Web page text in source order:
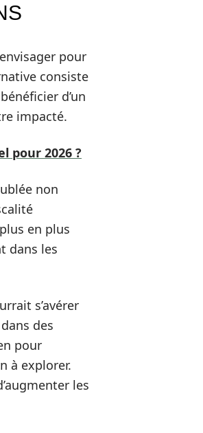
pour
consiste
d’un
impacté.
pour 2026 ?
non
en plus
dans les
s’avérer
des
pour
à explorer.
les